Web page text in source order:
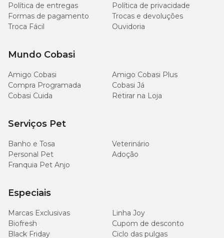
Política de entregas
Política de privacidade
Formas de pagamento
Trocas e devoluções
Troca Fácil
Ouvidoria
Mundo Cobasi
Amigo Cobasi
Amigo Cobasi Plus
Compra Programada
Cobasi Já
Cobasi Cuida
Retirar na Loja
Serviços Pet
Banho e Tosa
Veterinário
Personal Pet
Adoção
Franquia Pet Anjo
Especiais
Marcas Exclusivas
Linha Joy
Biofresh
Cupom de desconto
Black Friday
Ciclo das pulgas